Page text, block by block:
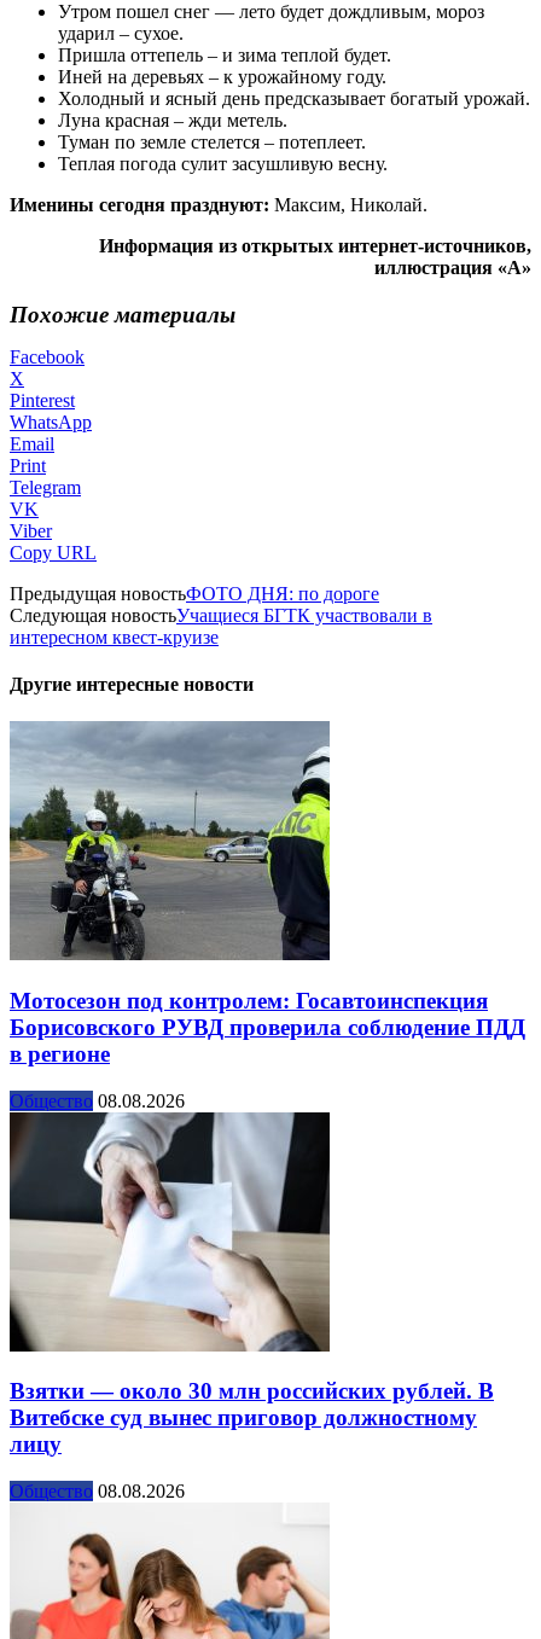
Утром пошел снег — лето будет дождливым, мороз
ударил – сухое.
Пришла оттепель – и зима теплой будет.
Иней на деревьях – к урожайному году.
Холодный и ясный день предсказывает богатый урожай.
Луна красная – жди метель.
Туман по земле стелется – потеплеет.
Теплая погода сулит засушливую весну.
Именины сегодня празднуют: Максим, Николай.
Информация из открытых интернет-источников,
иллюстрация «А»
Похожие материалы
Facebook
X
Pinterest
WhatsApp
Email
Print
Telegram
VK
Viber
Copy URL
Предыдущая новостьФОТО ДНЯ: по дороге
Следующая новостьУчащиеся БГТК участвовали в
интересном квест-круизе
Другие интересные новости
Мотосезон под контролем: Госавтоинспекция
Борисовского РУВД проверила соблюдение ПДД
в регионе
Общество 08.08.2026
Взятки — около 30 млн российских рублей. В
Витебске суд вынес приговор должностному
лицу
Общество 08.08.2026